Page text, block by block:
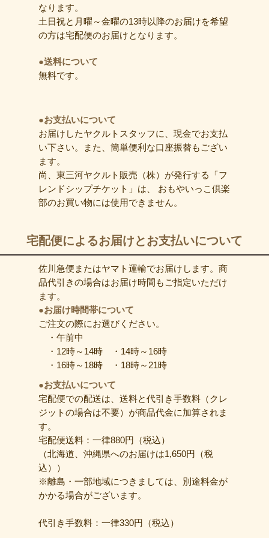
なります。
土日祝と月曜～金曜の13時以降のお届けを希望
の方は宅配便のお届けとなります。
●送料について
無料です。
●お支払いについて
お届けしたヤクルトスタッフに、現金でお支払
い下さい。また、簡単便利な口座振替もござい
ます。
尚、東三河ヤクルト販売（株）が発行する「フ
レンドシップチケット」は、 おもやいっこ倶楽
部のお買い物には使用できません。
宅配便によるお届けとお支払いについて
佐川急便またはヤマト運輸でお届けします。商
品代引きの場合はお届け時間もご指定いただけ
ます。
●お届け時間帯について
ご注文の際にお選びください。
・午前中
・12時～14時 ・14時～16時
・16時～18時 ・18時～21時
●お支払いについて
宅配便での配送は、送料と代引き手数料（クレ
ジットの場合は不要）が商品代金に加算されま
す。
宅配便送料：一律880円（税込）
（北海道、沖縄県へのお届けは1,650円（税
込））
※離島・一部地域につきましては、別途料金が
かかる場合がございます。
代引き手数料：一律330円（税込）